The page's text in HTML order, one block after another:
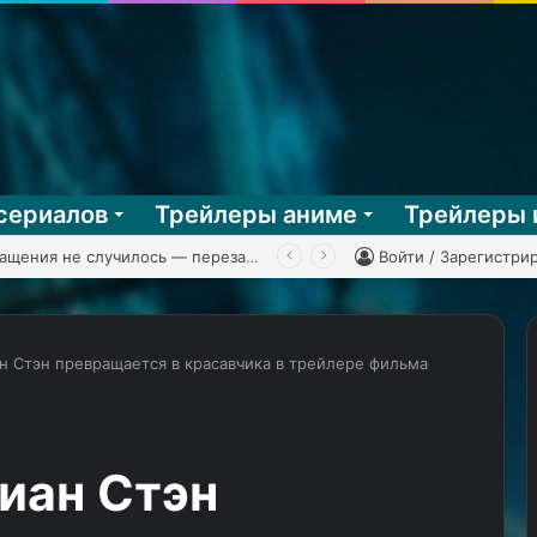
Трейлеры аниме Трейлеры
Man Battle Network 3, часть 2 Войти /
Стэн превращается в красавчика в трейлере фильма
Стэнфинальном